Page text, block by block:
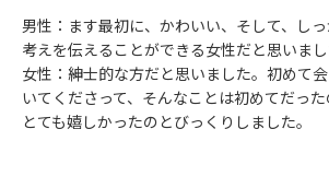
男性：ます最初に、かわいい、そして、し
考えを伝えることができる女性だと思いまし
女性：紳士的な方だと思いました。初めて
いてくださって、そんなことは初めてだっ
とても嬉しかったのとびっくりしました。